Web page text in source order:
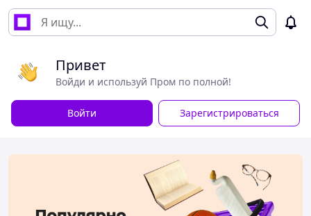
Привет
Войди и используй Пром по полной!
Войти Зарегистрироваться